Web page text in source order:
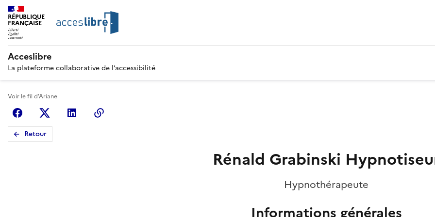
RÉPUBLIQUE
FRANÇAISE
Acceslibre
La plateforme collaborative de l’accessibilité
Voir le fil d'Ariane
FacebookX (anciennement Twitter)
Linkedin
Retour
Rénald Grabinski
Hypnothérapeute
Informations générales